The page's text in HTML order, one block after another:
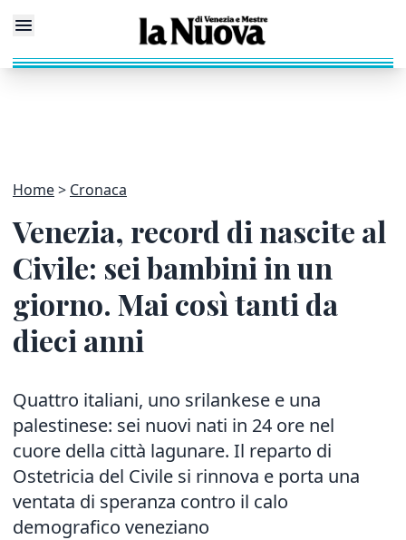
Home Cronaca
Venezia, record di nascite al
Civile: sei bambini in un
giorno. Mai così tanti da
dieci anni
Quattro italiani, uno srilankese e una
palestinese: sei nuovi nati in 24 ore nel
cuore della città lagunare. Il reparto di
Ostetricia del Civile si rinnova e porta una
ventata di speranza contro il calo
demografico veneziano